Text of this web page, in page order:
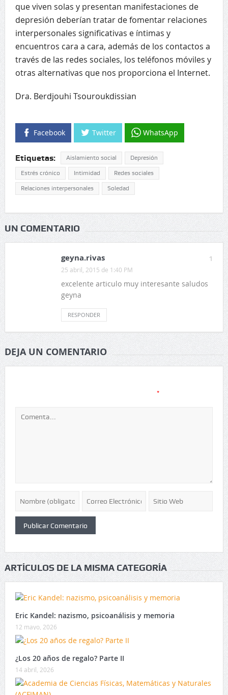
que viven solas y presentan manifestaciones de
depresión deberían tratar de fomentar relaciones
interpersonales significativas e íntimas y
encuentros cara a cara, además de los contactos a
través de las redes sociales, los teléfonos móviles y
otras alternativas que nos proporciona el Internet.
Dra. Berdjouhi Tsouroukdissian
Facebook Twitter WhatsApp
Etiquetas: Aislamiento social Depresión
Estrés crónico Intimidad Redes sociales
Relaciones interpersonales Soledad
UN COMENTARIO
1
geyna.rivas
25 abril, 2015 de 1:40 PM
excelente articulo muy interesante saludos
geyna
RESPONDER
DEJA UN COMENTARIO
*
ARTÍCULOS DE LA MISMA CATEGORÍA
Eric Kandel: nazismo, psicoanálisis y memoria
12 mayo, 2026
¿Los 20 años de regalo? Parte II
14 abril, 2026